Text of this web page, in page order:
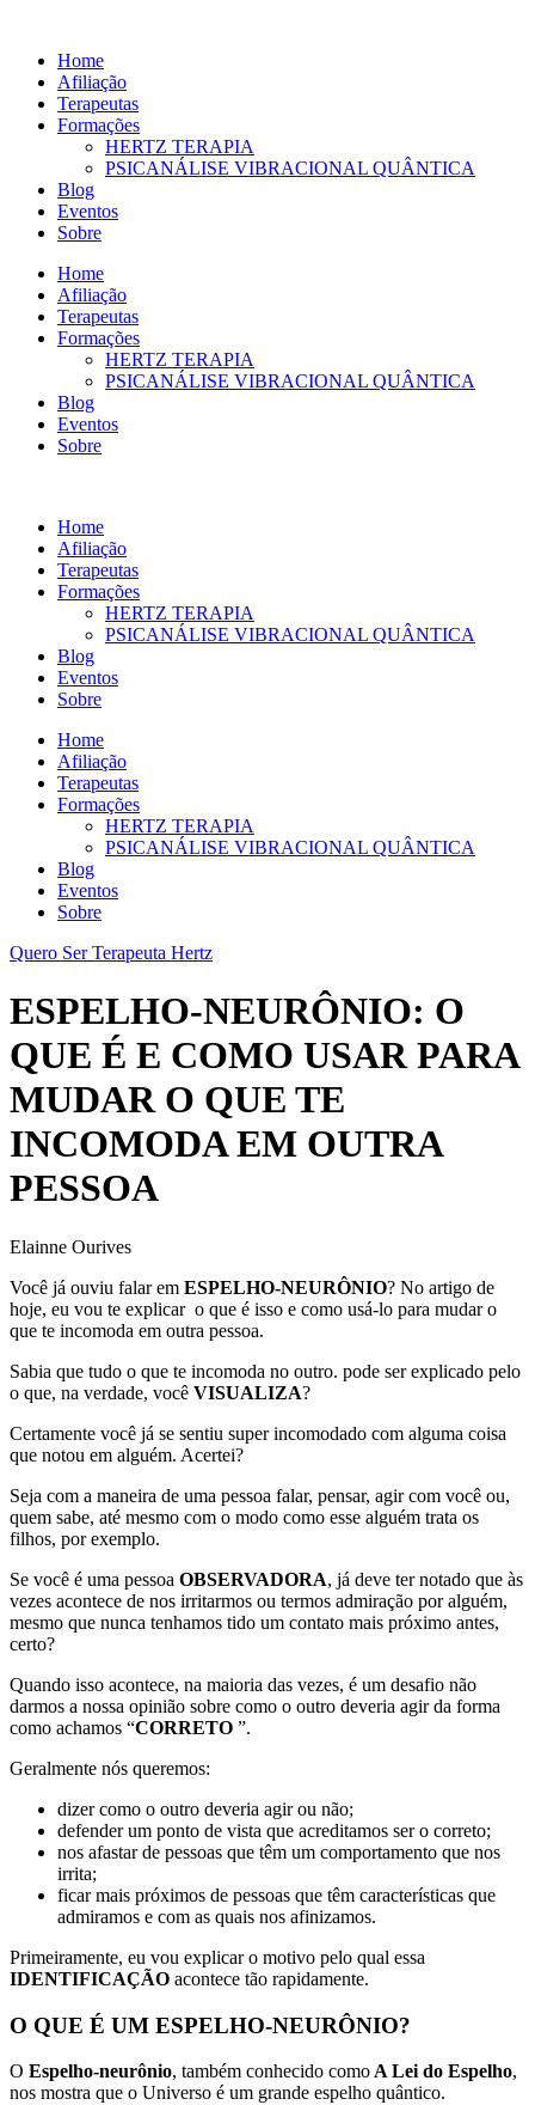
conteúdo
Home
Afiliação
Terapeutas
Formações
HERTZ TERAPIA
PSICANÁLISE VIBRACIONAL QUÂNTICA
Blog
Eventos
Sobre
Home
Afiliação
Terapeutas
Formações
HERTZ TERAPIA
PSICANÁLISE VIBRACIONAL QUÂNTICA
Blog
Eventos
Sobre
Home
Afiliação
Terapeutas
Formações
HERTZ TERAPIA
PSICANÁLISE VIBRACIONAL QUÂNTICA
Blog
Eventos
Sobre
Home
Afiliação
Terapeutas
Formações
HERTZ TERAPIA
PSICANÁLISE VIBRACIONAL QUÂNTICA
Blog
Eventos
Sobre
Quero Ser Terapeuta Hertz
ESPELHO-NEURÔNIO: O
QUE É E COMO USAR PARA
MUDAR O QUE TE
INCOMODA EM OUTRA
PESSOA
Elainne Ourives
Você já ouviu falar em ESPELHO-NEURÔNIO? No artigo de
hoje, eu vou te explicar o que é isso e como usá-lo para mudar o
que te incomoda em outra pessoa.
Sabia que tudo o que te incomoda no outro. pode ser explicado pelo
o que, na verdade, você VISUALIZA?
Certamente você já se sentiu super incomodado com alguma coisa
que notou em alguém. Acertei?
Seja com a maneira de uma pessoa falar, pensar, agir com você ou,
quem sabe, até mesmo com o modo como esse alguém trata os
filhos, por exemplo.
Se você é uma pessoa OBSERVADORA, já deve ter notado que às
vezes acontece de nos irritarmos ou termos admiração por alguém,
mesmo que nunca tenhamos tido um contato mais próximo antes,
certo?
Quando isso acontece, na maioria das vezes, é um desafio não
darmos a nossa opinião sobre como o outro deveria agir da forma
como achamos “CORRETO ”.
Geralmente nós queremos:
dizer como o outro deveria agir ou não;
defender um ponto de vista que acreditamos ser o correto;
nos afastar de pessoas que têm um comportamento que nos
irrita;
ficar mais próximos de pessoas que têm características que
admiramos e com as quais nos afinizamos.
Primeiramente, eu vou explicar o motivo pelo qual essa
IDENTIFICAÇÃO acontece tão rapidamente.
O QUE É UM ESPELHO-NEURÔNIO?
O Espelho-neurônio, também conhecido como A Lei do Espelho,
nos mostra que o Universo é um grande espelho quântico.